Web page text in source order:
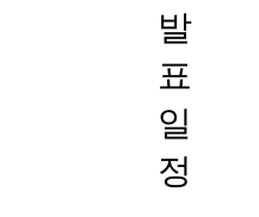
발
표
일
정